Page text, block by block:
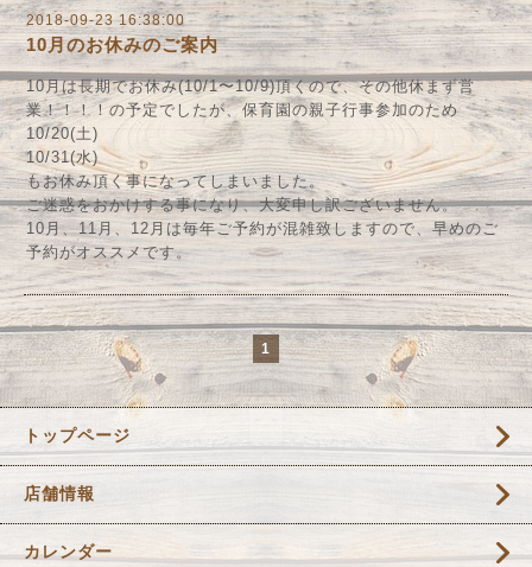
2018-09-23 16:38:00
10月のお休みのご案内
10月は長期でお休み(10/1〜10/9)頂くので、その他休まず営
業！！！！の予定でしたが、保育園の親子行事参加のため
10/20(土)
10/31(水)
もお休み頂く事になってしまいました。
ご迷惑をおかけする事になり、大変申し訳ございません。
10月、11月、12月は毎年ご予約が混雑致しますので、早めのご
予約がオススメです。
1
トップページ
店舗情報
カレンダー